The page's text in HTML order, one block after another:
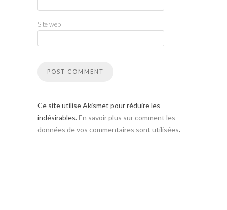
Site web
Ce site utilise Akismet pour réduire les
indésirables.En savoir plus sur comment les
données de vos commentaires sont utilisées.